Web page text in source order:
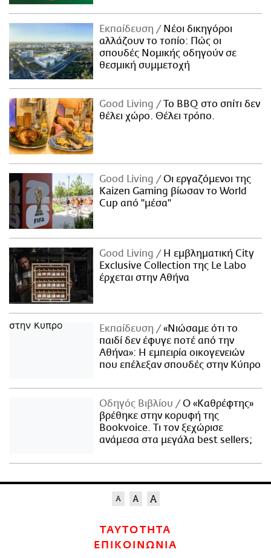
Εκπαίδευση
Νέοι δικηγόροι
αλλάζουν το τοπίο: Πώς οι
σπουδές Νομικής οδηγούν σε
θεσμική συμμετοχή
Good Living
Το BBQ στο σπίτι δεν
θέλει χώρο. Θέλει τρόπο.
Good Living
Οι εργαζόμενοι της
Kaizen Gaming βίωσαν το World
Cup από "μέσα"
Good Living
Η εμβληματική City
Exclusive Collection της Le Labo
έρχεται στην Αθήνα
Εκπαίδευση
«Νιώσαμε ότι το
παιδί δεν έφυγε ποτέ από την
Αθήνα»: Η εμπειρία οικογενειών
που επέλεξαν σπουδές στην Κύπρο
Οδηγός Βιβλίου
Ο «Καθρέφτης»
βρέθηκε στην κορυφή της
Bookvoice. Τι τον ξεχώρισε
ανάμεσα στα μεγάλα best sellers;
ΤΑΥΤΟΤΗΤΑ
ΕΠΙΚΟΙΝΩΝΙΑ